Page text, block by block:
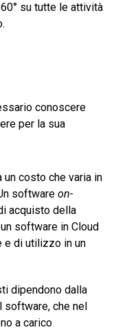
su tutte le attività
conoscere
per la sua
un costo che varia in
software on-
acquisto della
software in Cloud
e di utilizzo in un
dipendono dalla
che nel
a carico